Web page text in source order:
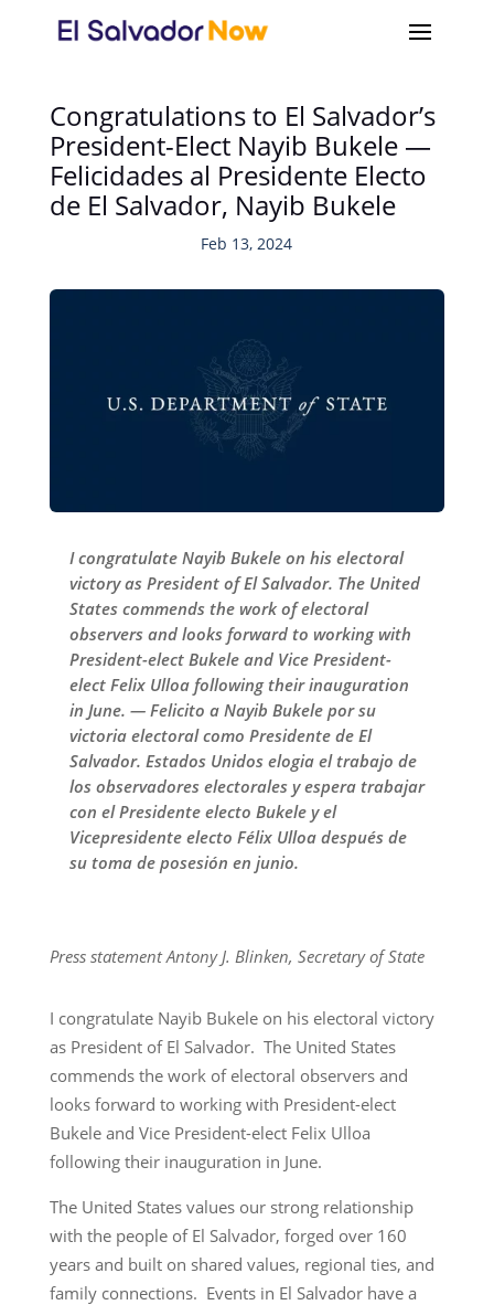
Congratulations to El Salvador’s
President-Elect Nayib Bukele —
Felicidades al Presidente Electo
de El Salvador, Nayib Bukele
Feb 13, 2024
I congratulate Nayib Bukele on his electoral
victory as President of El Salvador. The United
States commends the work of electoral
observers and looks forward to working with
President-elect Bukele and Vice President-
elect Felix Ulloa following their inauguration
in June. — Felicito a Nayib Bukele por su
victoria electoral como Presidente de El
Salvador. Estados Unidos elogia el trabajo de
los observadores electorales y espera trabajar
con el Presidente electo Bukele y el
Vicepresidente electo Félix Ulloa después de
su toma de posesión en junio.
Press statement Antony J. Blinken, Secretary of State
I congratulate Nayib Bukele on his electoral victory
as President of El Salvador. The United States
commends the work of electoral observers and
looks forward to working with President-elect
Bukele and Vice President-elect Felix Ulloa
following their inauguration in June.
The United States values our strong relationship
with the people of El Salvador, forged over 160
years and built on shared values, regional ties, and
family connections. Events in El Salvador have a